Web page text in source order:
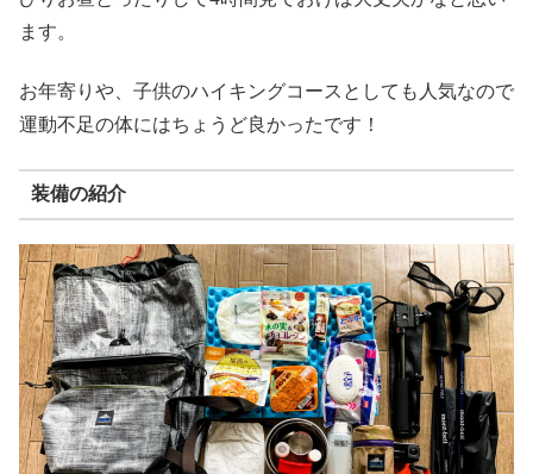
ます。
お年寄りや、子供のハイキングコースとしても人気なので
運動不足の体にはちょうど良かったです！
装備の紹介